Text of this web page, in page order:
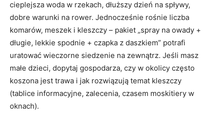
cieplejsza woda w rzekach, dłuższy dzień na spływy,
dobre warunki na rower. Jednocześnie rośnie liczba
komarów, meszek i kleszczy – pakiet „spray na owady +
długie, lekkie spodnie + czapka z daszkiem” potrafi
uratować wieczorne siedzenie na zewnątrz. Jeśli masz
małe dzieci, dopytaj gospodarza, czy w okolicy często
koszona jest trawa i jak rozwiązują temat kleszczy
(tablice informacyjne, zalecenia, czasem moskitiery w
oknach).